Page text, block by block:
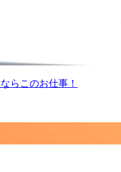
らこのお仕事！